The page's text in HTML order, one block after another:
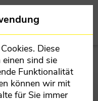
WIEDER
Diese
sind sie
Funktionalität
können wir mit
für Sie immer